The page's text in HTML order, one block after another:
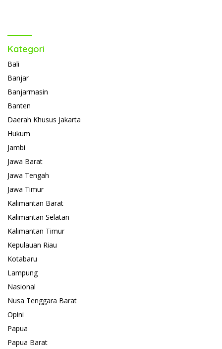
Kategori
Bali
Banjar
Banjarmasin
Banten
Daerah Khusus Jakarta
Hukum
Jambi
Jawa Barat
Jawa Tengah
Jawa Timur
Kalimantan Barat
Kalimantan Selatan
Kalimantan Timur
Kepulauan Riau
Kotabaru
Lampung
Nasional
Nusa Tenggara Barat
Opini
Papua
Papua Barat